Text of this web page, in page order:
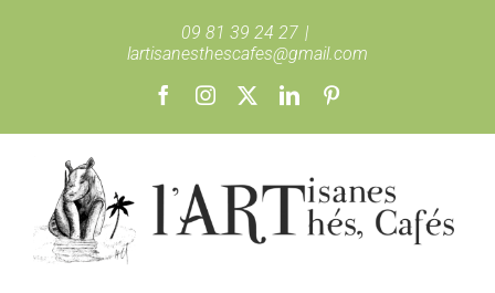
09 81 39 24 27 |
lartisanesthescafes@gmail.com
FacebookInstagram LinkedIn